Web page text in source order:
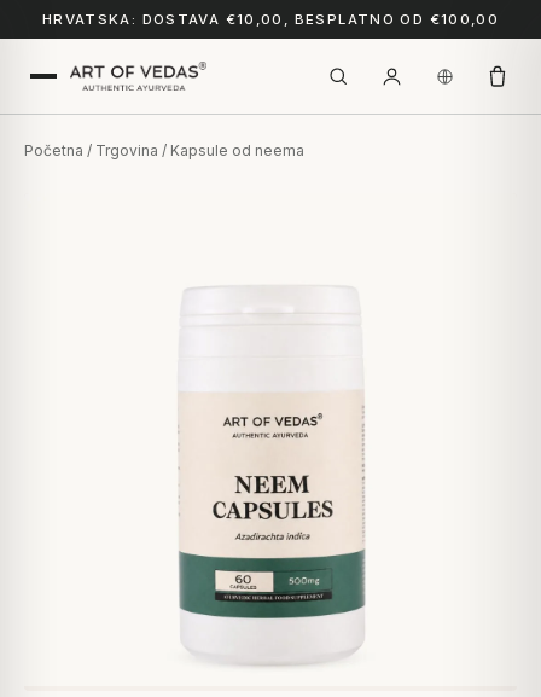
HRVATSKA: DOSTAVA €10,00, BESPLATNO OD €100,00
Početna / Trgovina / Kapsule od neema